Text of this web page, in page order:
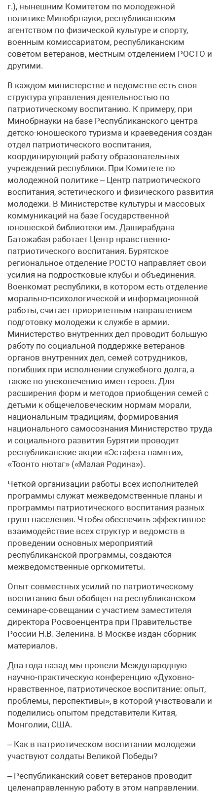
г.), нынешним Комитетом по молодежной
политике Минобрнауки, республиканским
агентством по физической культуре и спорту,
военным комиссариатом, республиканским
советом ветеранов, местным отделением РОСТО и
другими.
В каждом министерстве и ведомстве есть своя
структура управления деятельностью по
патриотическому воспитанию. К примеру, при
Минобрнауки на базе Республиканского центра
детско-юношеского туризма и краеведения создан
отдел патриотического воспитания,
координирующий работу образовательных
учреждений республики. При Комитете по
молодежной политике – Центр патриотического
воспитания, эстетического и физического развития
молодежи. В Министерстве культуры и массовых
коммуникаций на базе Государственной
юношеской библиотеки им. Даширабдана
Батожабая работает Центр нравственно-
патриотического воспитания. Бурятское
региональное отделение РОСТО направляет свои
усилия на подростковые клубы и объединения.
Военкомат республики, в котором есть отделение
морально-психологической и информационной
работы, считает приоритетным направлением
подготовку молодежи к службе в армии.
Министерство внутренних дел проводит большую
работу по социальной поддержке ветеранов
органов внутренних дел, семей сотрудников,
погибших при исполнении служебного долга, а
также по увековечению имен героев. Для
расширения форм и методов приобщения семей с
детьми к общечеловеческим нормам морали,
национальным традициям, формирования
национального самосознания Министерство труда
и социального развития Бурятии проводит
республиканские акции «Эстафета памяти»,
«Тоонто нютаг» («Малая Родина»).
Четкой организации работы всех исполнителей
программы служат межведомственные планы и
программы патриотического воспитания разных
групп населения. Чтобы обеспечить эффективное
взаимодействие всех структур и ведомств в
проведении основных мероприятий
республиканской программы, создаются
межведомственные оргкомитеты.
Опыт совместных усилий по патриотическому
воспитанию был обобщен на республиканском
семинаре-совещании с участием заместителя
директора Росвоенцентра при Правительстве
России Н.В. Зеленина. В Москве издан сборник
материалов.
Два года назад мы провели Международную
научно-практическую конференцию «Духовно-
нравственное, патриотическое воспитание: опыт,
проблемы, перспективы», в которой участвовали и
поделились опытом представители Китая,
Монголии, США.
– Как в патриотическом воспитании молодежи
участвуют солдаты Великой Победы?
– Республиканский совет ветеранов проводит
целенаправленную работу в этом направлении.